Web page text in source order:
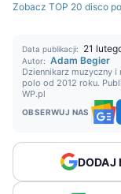
Zobacz TOP 20 disco
Data publikacji: 21
Autor: Adam Begier
Dziennikarz muzyczny
polo od 2012 roku.
WP.pl
OBSERWUJ NAS
DODAJ